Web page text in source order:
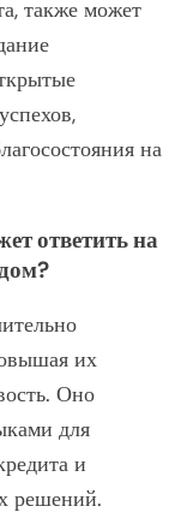
включают
и
и
также может
на
ответить на